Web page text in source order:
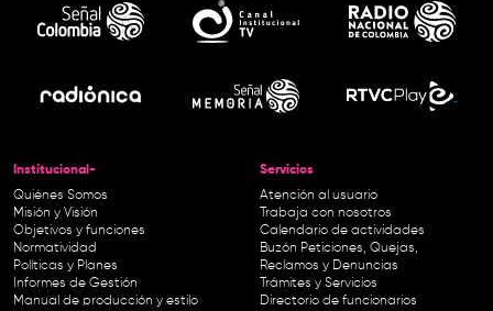
Institucional-
Quiénes Somos
Misión y Visión
Objetivos y funciones
Normatividad
Políticas y Planes
Informes de Gestión
Manual de producción y estilo
Servicios
Atención al usuario
Trabaja con nosotros
Calendario de actividades
Buzón Peticiones, Quejas,
Reclamos y Denuncias
Trámites y Servicios
Directorio de funcionarios